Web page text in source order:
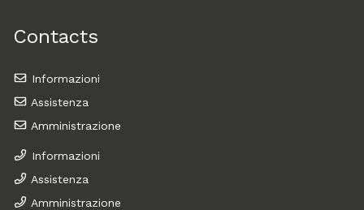
Contacts
Informazioni
Assistenza
Amministrazione
Informazioni
Assistenza
Amministrazione